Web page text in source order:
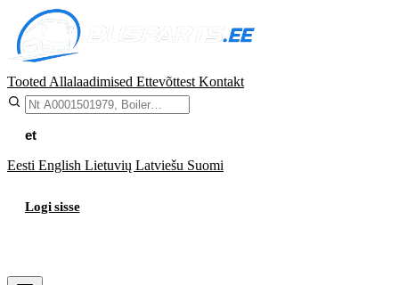
Tooted Allalaadimised Ettevõttest Kontakt
et
Eesti English Lietuvių Latviešu Suomi
Logi sisse